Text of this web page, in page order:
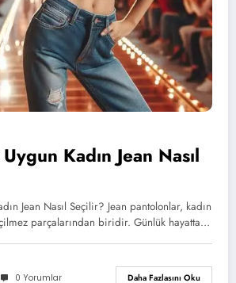
Kadın Jean Nasıl
Jean Nasıl Seçilir? Jean pantolonlar, kadın
parçalarından biridir. Günlük hayatta…
0 Yorumlar Daha Fazlasını Oku